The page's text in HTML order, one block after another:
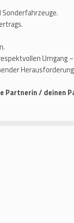
Umgang
Partnerin / deinen